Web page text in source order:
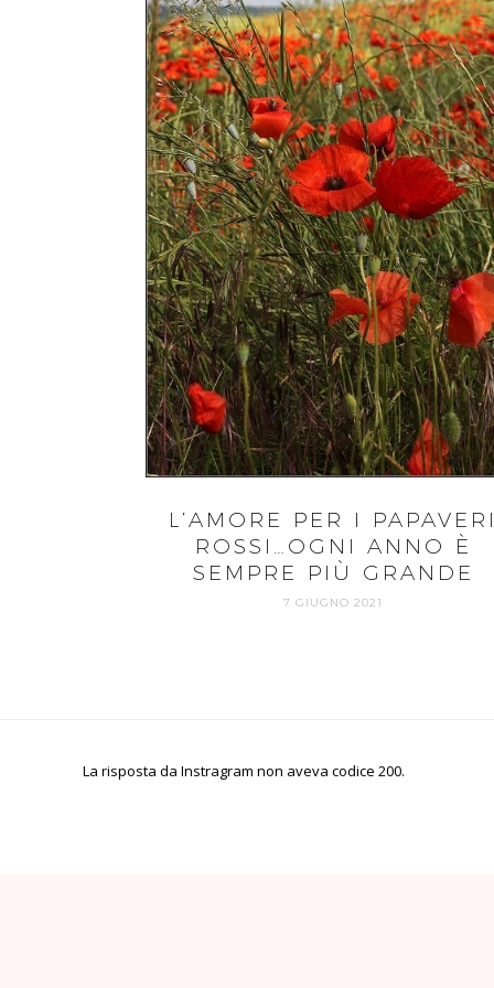
L’AMORE PER I
ROSSI…OGNI ANNO È
SEMPRE PIÙ GRANDE
7 GIUGNO 2021
La risposta da Instragram non aveva codice 200.